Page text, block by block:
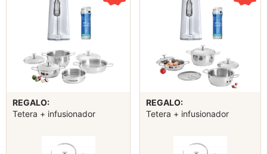
REGALO:
Tetera + infusionador
REGALO:
Tetera + infusionador